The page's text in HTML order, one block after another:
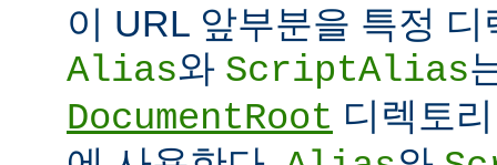
이 URL 앞부분을 특정
Alias와 ScriptAlias
DocumentRoot 디렉토